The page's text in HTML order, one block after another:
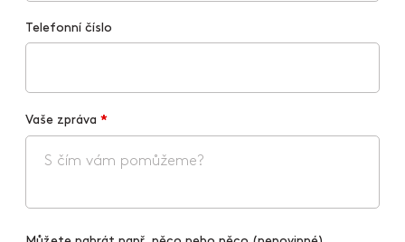
Telefonní číslo
Vaše zpráva *